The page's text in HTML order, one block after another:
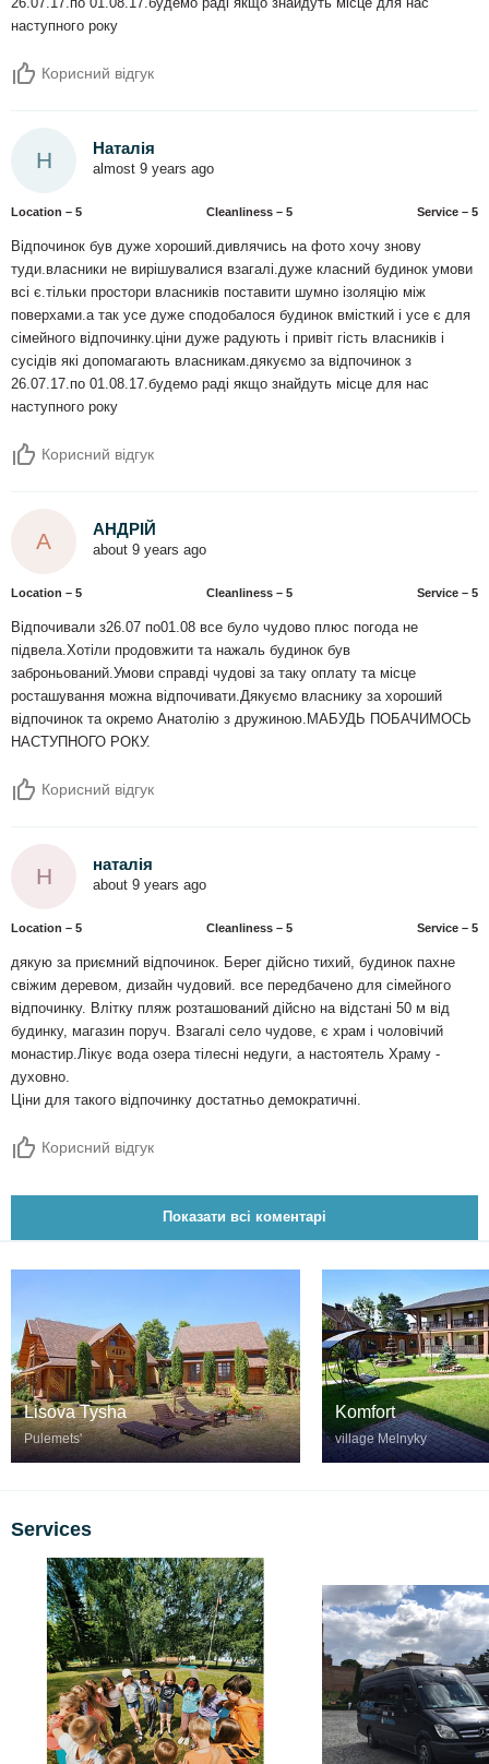
26.07.17.по 01.08.17.будемо раді якщо знайдуть місце для нас
наступного року
Корисний відгук
Н Наталія
almost 9 years ago
Location – 5 Сleanliness – 5 Service – 5
Відпочинок був дуже хороший.дивлячись на фото хочу знову
туди.власники не вирішувалися взагалі.дуже класний будинок умови
всі є.тільки простори власників поставити шумно ізоляцію між
поверхами.а так усе дуже сподобалося будинок вмісткий і усе є для
сімейного відпочинку.ціни дуже радують і привіт гість власників і
сусідів які допомагають власникам.дякуємо за відпочинок з
26.07.17.по 01.08.17.будемо раді якщо знайдуть місце для нас
наступного року
Корисний відгук
А АНДРІЙ
about 9 years ago
Location – 5 Сleanliness – 5 Service – 5
Відпочивали з26.07 по01.08 все було чудово плюс погода не
підвела.Хотіли продовжити та нажаль будинок був
заброньований.Умови справді чудові за таку оплату та місце
росташування можна відпочивати.Дякуємо власнику за хороший
відпочинок та окремо Анатолію з дружиною.МАБУДЬ ПОБАЧИМОСЬ
НАСТУПНОГО РОКУ.
Корисний відгук
Н наталія
about 9 years ago
Location – 5 Сleanliness – 5 Service – 5
дякую за приємний відпочинок. Берег дійсно тихий, будинок пахне
свіжим деревом, дизайн чудовий. все передбачено для сімейного
відпочинку. Влітку пляж розташований дійсно на відстані 50 м від
будинку, магазин поруч. Взагалі село чудове, є храм і чоловічий
монастир.Лікує вода озера тілесні недуги, а настоятель Храму -
духовно.
Ціни для такого відпочинку достатньо демократичні.
Корисний відгук
Показати всі коментарі
Lisova Tysha
Pulemetsʹ
Komfort
village Melnyky
Services